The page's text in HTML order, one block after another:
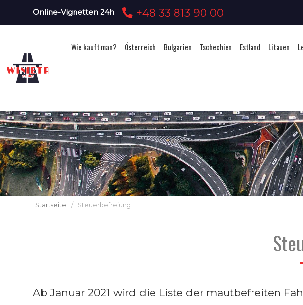
Online-Vignetten 24h +48 33 813 90 00
Wie kauft man? Österreich Bulgarien Tschechien Estland Litauen
Startseite / Steuerbefreiung
Ab Januar 2021 wird die Liste der mautbefreiten